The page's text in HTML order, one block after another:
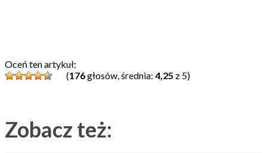
Oceń ten artykuł:
(176głosów, średnia: 4,25 z 5)
Zobacz też: